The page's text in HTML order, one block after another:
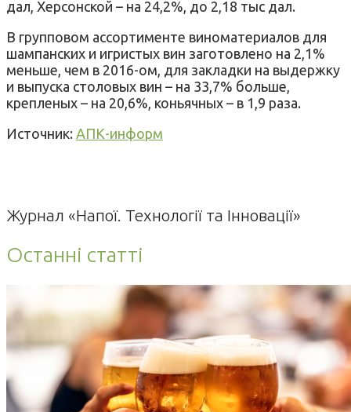
дал, Херсонской – на 24,2%, до 2,18 тыс дал.
В групповом ассортименте виноматериалов для
шампанских и игристых вин заготовлено на 2,1%
меньше, чем в 2016-ом, для закладки на выдержку
и выпуска столовых вин – на 33,7% больше,
крепленых – на 20,6%, коньячных – в 1,9 раза.
Источник: АПК-информ
Журнал «Напої. Технології та Інновації»
Останні статті